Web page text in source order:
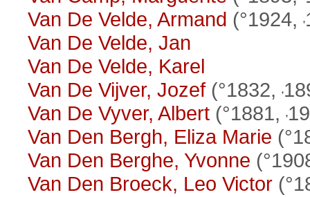
Van De Velde, Armand (°1924,
Van De Velde, Jan
Van De Velde, Karel
Van De Vijver, Jozef(°1832,
Van De Vyver, Albert (°1881,
Van Den Bergh, Eliza Marie
Van Den Berghe, Yvonne
Van Den Broeck, Leo Victor